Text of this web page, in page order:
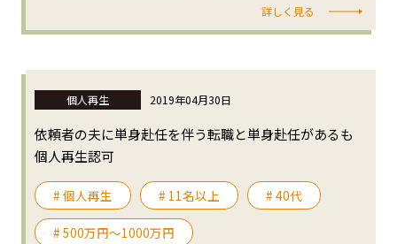
詳しく見る
個人再生 2019年04月30日
依頼者の夫に単身赴任を伴う転職と単身赴任があるも
個人再生認可
# 個人再生 # 11名以上 # 40代
# 500万円〜1000万円